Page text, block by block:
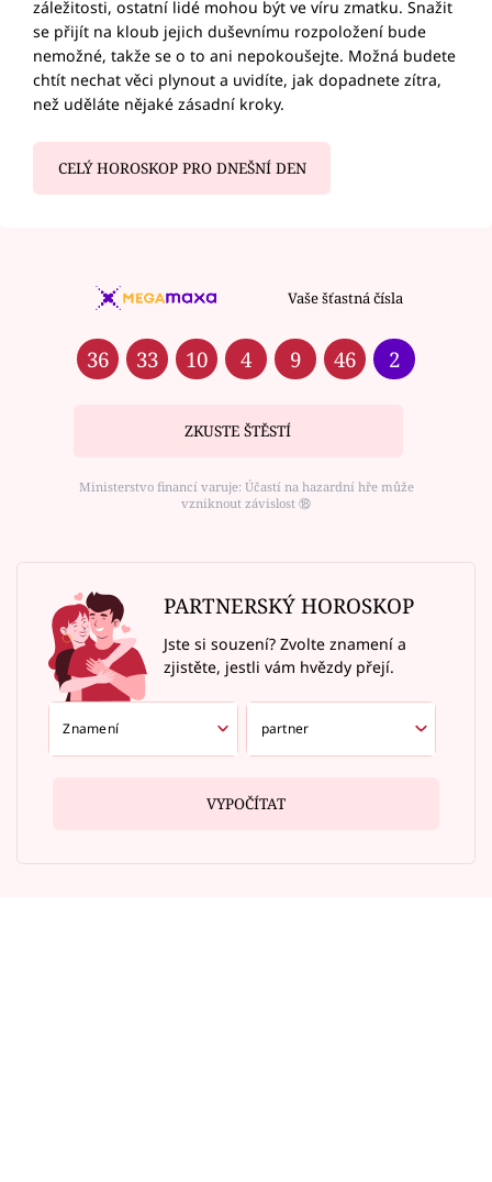
záležitosti, ostatní lidé mohou být ve víru zmatku. Snažit
se přijít na kloub jejich duševnímu rozpoložení bude
nemožné, takže se o to ani nepokoušejte. Možná budete
chtít nechat věci plynout a uvidíte, jak dopadnete zítra,
než uděláte nějaké zásadní kroky.
CELÝ HOROSKOP PRO DNEŠNÍ DEN
Vaše šťastná čísla
36 33 10 4 9 46 2
ZKUSTE ŠTĚSTÍ
Ministerstvo financí varuje: Účastí na hazardní hře může
vzniknout závislost ⑱
PARTNERSKÝ HOROSKOP
Jste si souzení? Zvolte znamení a
zjistěte, jestli vám hvězdy přejí.
VYPOČÍTAT